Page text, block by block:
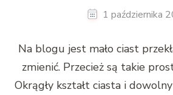
1 października
Na blogu jest mało ciast
zmienić. Przecież są takie
Okrągły kształt ciasta i